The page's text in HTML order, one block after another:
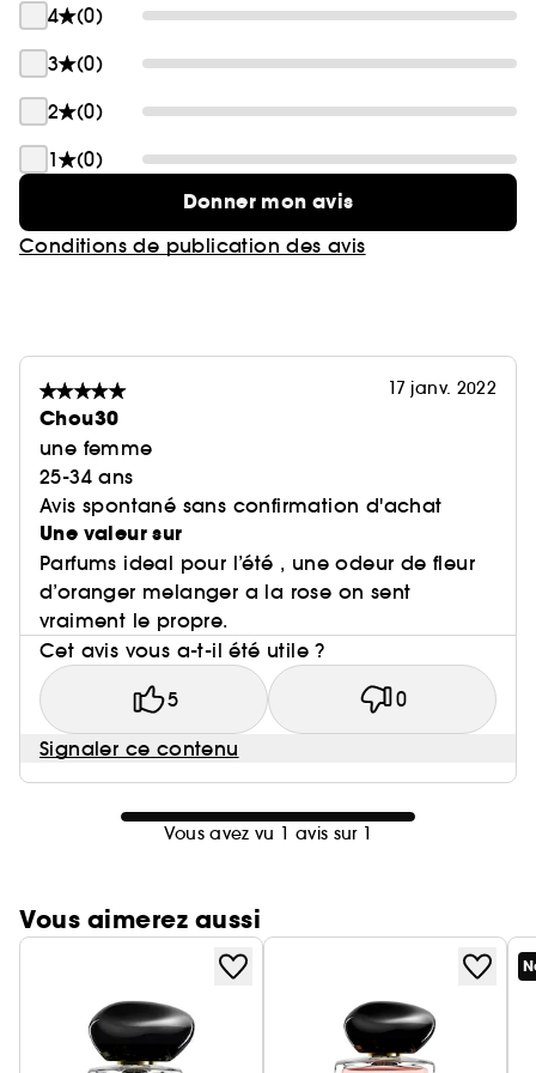
4
(0)
3
(0)
2
(0)
1
(0)
Donner mon avis
Conditions de publication des avis
17 janv. 2022
Chou30
une femme
25-34 ans
Avis spontané sans confirmation d'achat
Une valeur sur
Parfums ideal pour l’été , une odeur de fleur
d’oranger melanger a la rose on sent
vraiment le propre.
Cet avis vous a-t-il été utile ?
5 0
Signaler ce contenu
Vous avez vu 1 avis sur 1
Vous aimerez aussi